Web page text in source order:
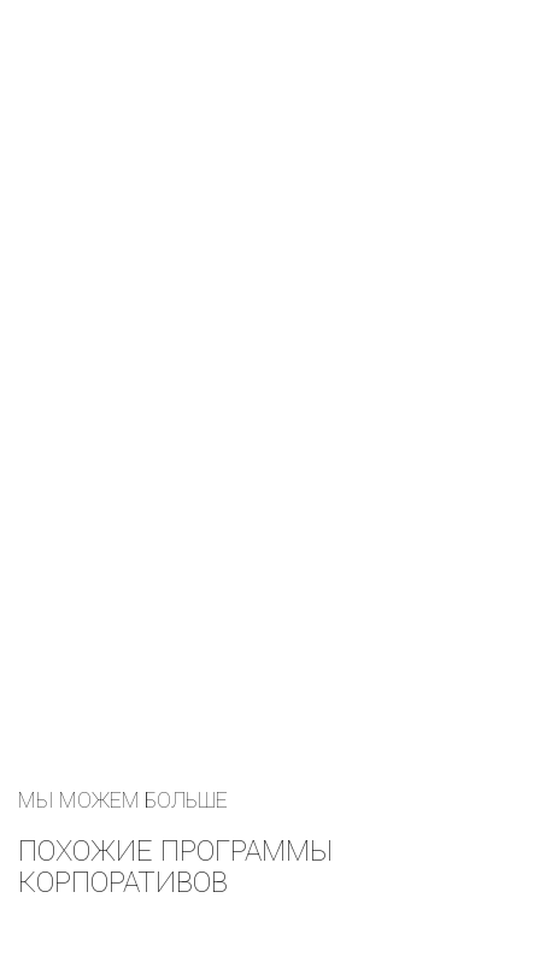
МЫ МОЖЕМ БОЛЬШЕ
ПОХОЖИЕ ПРОГРАММЫ
КОРПОРАТИВОВ